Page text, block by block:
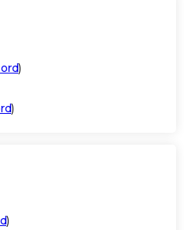
)
)
)